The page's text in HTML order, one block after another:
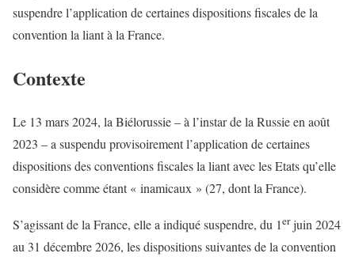
suspendre l’application de certaines dispositions fiscales de la
convention la liant à la France.
Contexte
Le 13 mars 2024, la Biélorussie – à l’instar de la Russie en août
2023 – a suspendu provisoirement l’application de certaines
dispositions des conventions fiscales la liant avec les Etats qu’elle
considère comme étant « inamicaux » (27, dont la France).
S’agissant de la France, elle a indiqué suspendre, du 1erjuin 2024
au 31 décembre 2026, les dispositions suivantes de la convention